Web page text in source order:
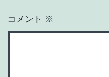
コメント ※